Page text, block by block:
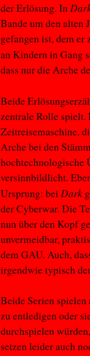
der Erlösung. In
Bande um den alten
gefangen ist, dem er
an Kindern in Gang
dass nur die Arche
Beide
zentrale Rolle spielt.
Zeitreisemaschine,
Arche bei den
hochtechnologische
versinnbildlicht.
Ursprung: bei Dark
der Cyberwar. Die
nun über den Kopf
unvermeidbar,
dem GAU. Auch,
irgendwie typisch
Beide Serien
zu entledigen oder
durchspielen
setzen leider auch